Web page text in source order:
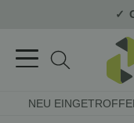
NEU